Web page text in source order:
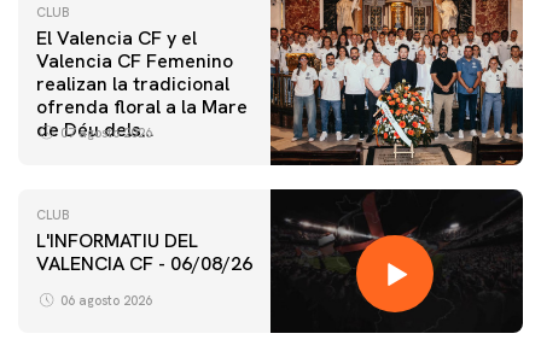
CLUB
El Valencia CF y el
Valencia CF Femenino
realizan la tradicional
ofrenda floral a la Mare
de Déu dels
07 agosto 2026
CLUB
L'INFORMATIU DEL
VALENCIA CF - 06/08/26
06 agosto 2026